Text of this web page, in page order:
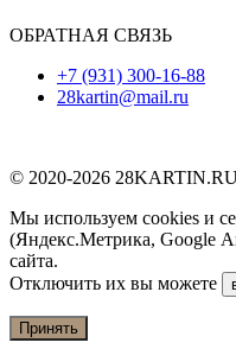
ОБРАТНАЯ СВЯЗЬ
+7 (931) 300-16-88
28kartin@mail.ru
© 2020-2026
Мы используем cookies и
(Яндекс.Метрика, Google
сайта.
Отключить их вы можете
Принять